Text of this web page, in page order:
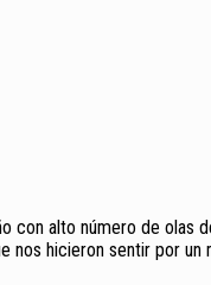
con alto número de olas
nos hicieron sentir por un